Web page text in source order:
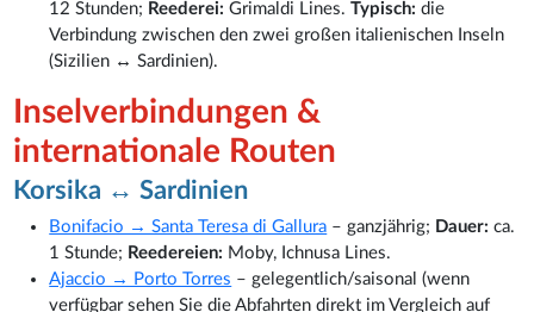
12 Stunden; Reederei: Grimaldi Lines.Typisch: die
Verbindung zwischen den zwei großen italienischen Inseln
(Sizilien ↔ Sardinien).
Inselverbindungen &
internationale Routen
Korsika ↔ Sardinien
Bonifacio → Santa Teresa di Gallura – ganzjährig; Dauer: ca.
1 Stunde; Reedereien: Moby, Ichnusa Lines.
Ajaccio → Porto Torres – gelegentlich/saisonal (wenn
verfügbar sehen Sie die Abfahrten direkt im Vergleich auf